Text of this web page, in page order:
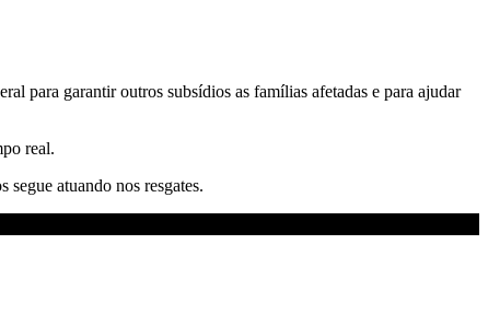
para garantir outros subsídios as famílias afetadas e para ajudar
real.
atuando nos resgates.